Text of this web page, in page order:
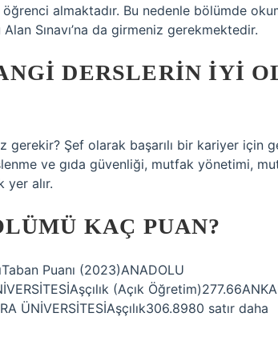
almaktadır. Bu nedenle bölümde
Sınavı’na da girmeniz gerekmektedir.
DERSLERIN IYI
gerekir? Şef olarak başarılı bir kariyer için
ve gıda güvenliği, mutfak yönetimi,
yer alır.
KAÇ PUAN?
Puanı (2023)ANADOLU
(Açık
ÜNİVERSİTESİAşçılık306.8980 satır daha